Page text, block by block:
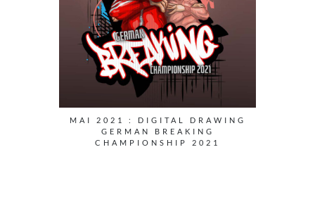
MAI 2021 : DIGITAL DRAWING
GERMAN BREAKING
CHAMPIONSHIP 2021